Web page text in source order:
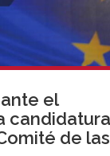
el
de las